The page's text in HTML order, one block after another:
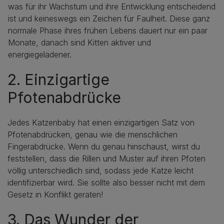
was für ihr Wachstum und ihre Entwicklung entscheidend
ist und keineswegs ein Zeichen für Faulheit. Diese ganz
normale Phase ihres frühen Lebens dauert nur ein paar
Monate, danach sind Kitten aktiver und
energiegeladener.
2. Einzigartige
Pfotenabdrücke
Jedes Katzenbaby hat einen einzigartigen Satz von
Pfotenabdrücken, genau wie die menschlichen
Fingerabdrücke. Wenn du genau hinschaust, wirst du
feststellen, dass die Rillen und Muster auf ihren Pfoten
völlig unterschiedlich sind, sodass jede Katze leicht
identifizierbar wird. Sie sollte also besser nicht mit dem
Gesetz in Konflikt geraten!
3. Das Wunder der